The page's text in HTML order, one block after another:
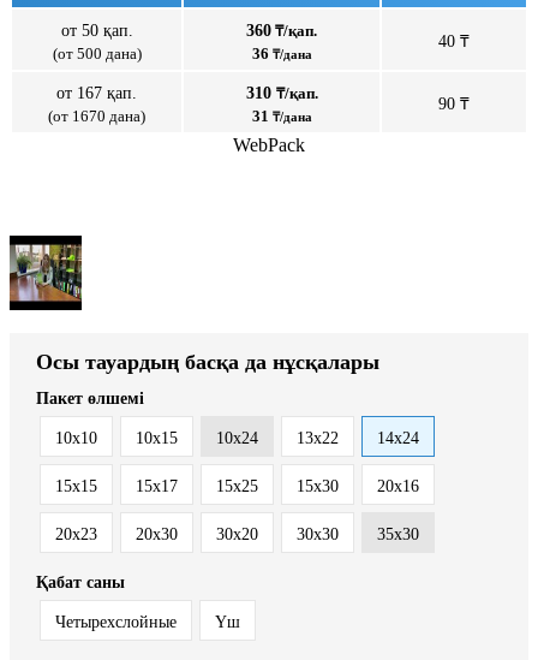
от 50 қап.
(от 500 дана)
360 ₸/қап.
36 ₸/дана
40 ₸
от 167 қап.
(от 1670 дана)
310 ₸/қап.
31 ₸/дана
90 ₸
WebPack
Осы тауардың басқа да нұсқалары
Пакет өлшемі
10x10 10x15 10x24 13x22 14x24
15x15 15x17 15x25 15x30 20x16
20x23 20x30 30x20 30x30 35x30
Қабат саны
Четырехслойные Үш